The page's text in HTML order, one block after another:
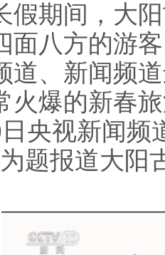
期间，大阳
面八方的游
道、新闻频
火爆的新春
视新闻频
题报道大阳